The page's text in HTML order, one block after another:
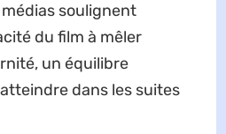
médias soulignent
du film à mêler
un équilibre
dans les suites